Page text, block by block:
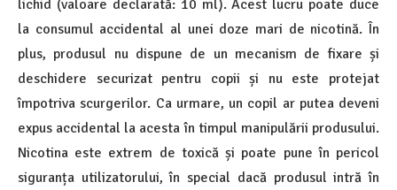
lichid (valoare declarată: 10 ml). Acest lucru poate duce
la consumul accidental al unei doze mari de nicotină. În
plus, produsul nu dispune de un mecanism de fixare și
deschidere securizat pentru copii și nu este protejat
împotriva scurgerilor. Ca urmare, un copil ar putea deveni
expus accidental la acesta în timpul manipulării produsului.
Nicotina este extrem de toxică și poate pune în pericol
siguranța utilizatorului, în special dacă produsul intră în